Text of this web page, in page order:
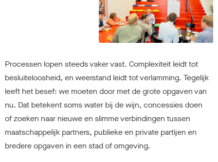
Processen lopen steeds vaker vast. Complexiteit leidt tot
besluiteloosheid, en weerstand leidt tot verlamming. Tegelijk
leeft het besef: we moeten door met de grote opgaven van
nu. Dat betekent soms water bij de wijn, concessies doen
of zoeken naar nieuwe en slimme verbindingen tussen
maatschappelijk partners, publieke en private partijen en
bredere opgaven in een stad of omgeving.